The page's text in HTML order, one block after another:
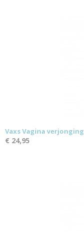
Vaxs Vagina verjonging
€ 24,95